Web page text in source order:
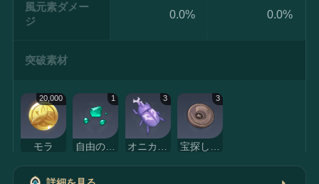
風元素ダメー
ジ
0.0% 0.0%
突破素材
20,000
モラ
1
自由のターコイズ・砕屑
3 3